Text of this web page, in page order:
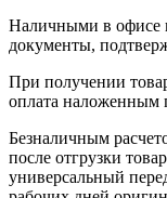
Наличными в офисе
документы,
При получении
оплата наложенным
Безналичным
после отгрузки
универсальный